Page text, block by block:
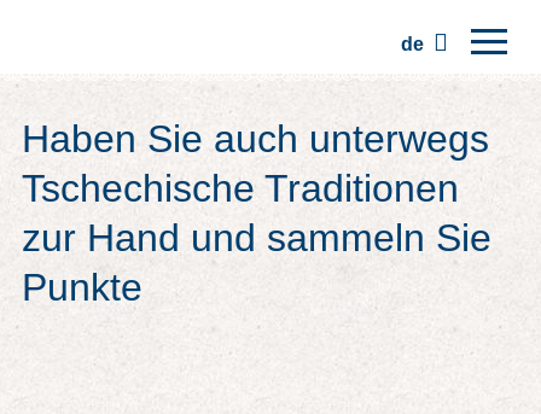
de
Regionen
Traditionen
Ausflüge
Kommunität
Haben Sie auch unterwegs
Tschechische Traditionen
zur Hand und sammeln Sie
Punkte